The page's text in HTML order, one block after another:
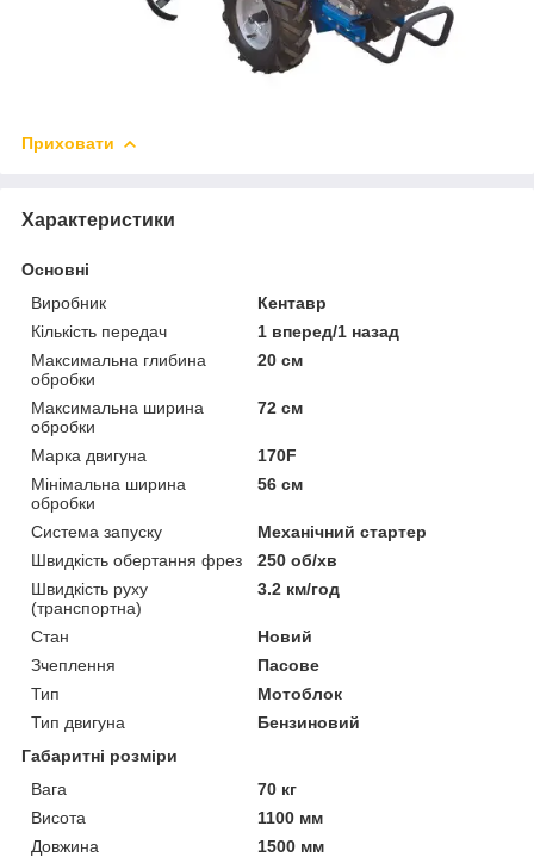
Приховати
Характеристики
Основні
Виробник
Кентавр
Кількість передач
1 вперед/1 назад
Максимальна глибина
обробки
20 см
Максимальна ширина
обробки
72 см
Марка двигуна
170F
Мінімальна ширина
обробки
56 см
Система запуску
Механічний стартер
Швидкість обертання фрез
250 об/хв
Швидкість руху
(транспортна)
3.2 км/год
Стан
Новий
Зчеплення
Пасове
Тип
Мотоблок
Тип двигуна
Бензиновий
Габаритні розміри
Вага
70 кг
Висота
1100 мм
Довжина
1500 мм